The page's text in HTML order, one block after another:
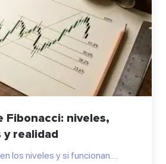
Fibonacci: niveles,
realidad
los niveles y si funcionan.…